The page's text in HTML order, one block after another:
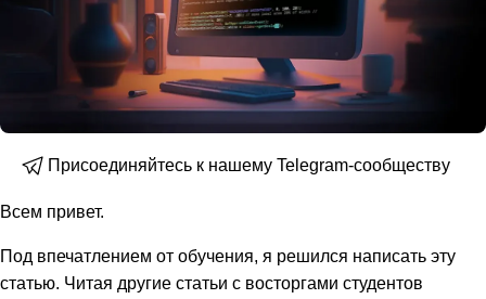
Присоединяйтесь к нашему Telegram-сообществу
Всем привет.
Под впечатлением от обучения, я решился написать эту
статью. Читая другие статьи с восторгами студентов